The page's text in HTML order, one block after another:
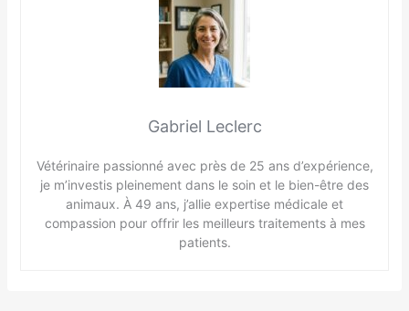
Gabriel Leclerc
Vétérinaire passionné avec près de 25 ans d’expérience,
je m’investis pleinement dans le soin et le bien-être des
animaux. À 49 ans, j’allie expertise médicale et
compassion pour offrir les meilleurs traitements à mes
patients.